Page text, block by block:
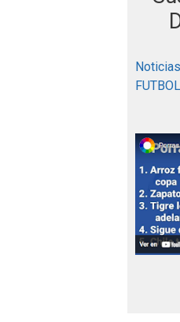
FUTBOL